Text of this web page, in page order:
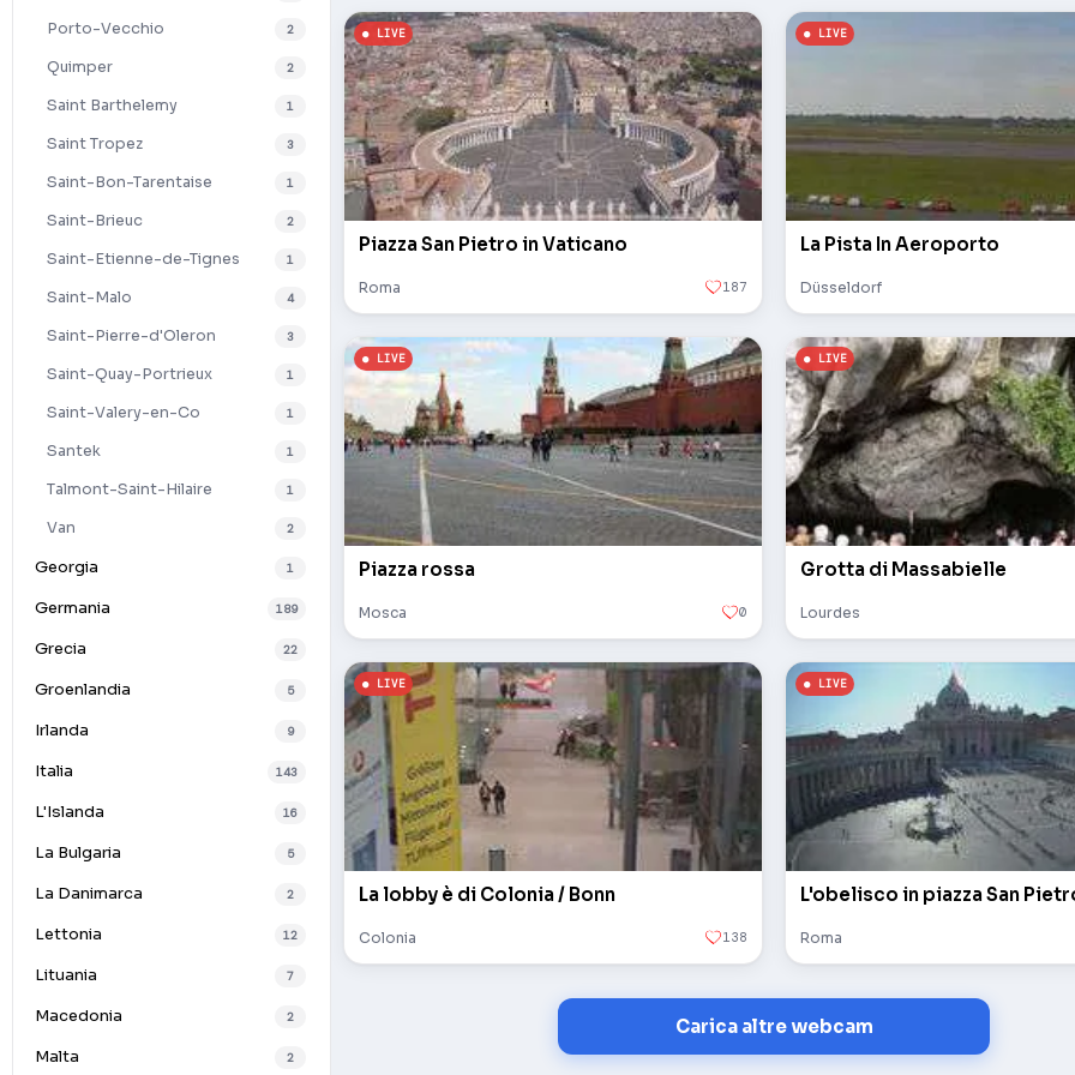
Porto-Vecchio 2
Quimper 2
Saint Barthelemy 1
Saint Tropez 3
Saint-Bon-Tarentaise 1
Saint-Brieuc 2
Saint-Etienne-de-Tignes 1
Saint-Malo 4
Saint-Pierre-d'Oleron 3
Saint-Quay-Portrieux 1
Saint-Valery-en-Co 1
Santek 1
Talmont-Saint-Hilaire 1
Van 2
Georgia 1
Germania 189
Grecia 22
Groenlandia 5
Irlanda 9
Italia 143
L'Islanda 16
La Bulgaria 5
La Danimarca 2
Lettonia 12
Lituania 7
Macedonia 2
Malta 2
Piazza San Pietro in Vaticano
Roma 187
La Pista In Aeroporto
Düsseldorf
Piazza rossa
Mosca 0
Grotta di Massabielle
Lourdes
La lobby è di Colonia / Bonn
Colonia 138 Roma
Carica altre webcam